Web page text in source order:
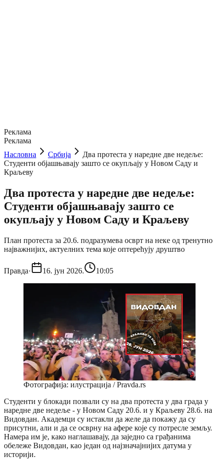
Реклама
Реклама
Насловна
Србија
Два протеста у наредне две недеље:
Студенти објашњавају зашто се окупљају у Новом Саду и
Краљеву
Два протеста у наредне две недеље:
Студенти објашњавају зашто се
окупљају у Новом Саду и Краљеву
План протеста за 20.6. подразумева осврт на неке од тренутно
најважнијих, актуелних тема које оптерећују друштво
Правда· 16. јун 2026. 10:05
Фотографија: илустрација / Pravda.rs
Студенти у блокади позвали су на два протеста у два града у
наредне две недеље - у Новом Саду 20.6. и у Краљеву 28.6. на
Видовдан. Академци су истакли да желе да покажу да су
присутни, али и да се осврну на афере које су потресле земљу.
Намера им је, како наглашавају, да заједно са грађанима
обележе Видовдан, као један од најзначајнијих датума у
историји.